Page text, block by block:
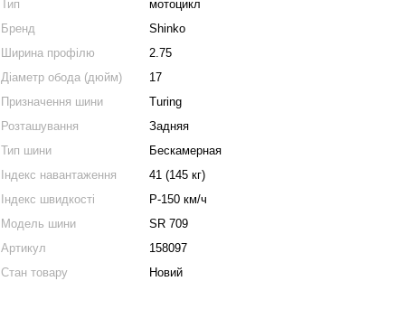
Тип
мотоцикл
Бренд
Shinko
Ширина профілю
2.75
Діаметр обода (дюйм)
17
Призначення шини
Turing
Розташування
Задняя
Тип шини
Бескамерная
Індекс навантаження
41 (145 кг)
Індекс швидкості
P-150 км/ч
Модель шини
SR 709
Артикул
158097
Стан товару
Новий